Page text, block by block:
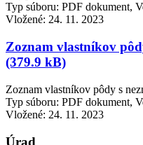
Typ súboru: PDF dokument,
Vložené: 24. 11. 2023
Zoznam vlastníkov
(379.9 kB)
Zoznam vlastníkov pôdy s
Typ súboru: PDF dokument,
Vložené: 24. 11. 2023
Úrad